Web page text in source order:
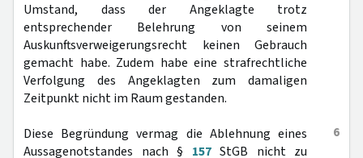
Umstand, dass der Angeklagte trotz
entsprechender Belehrung von seinem
Auskunftsverweigerungsrecht keinen Gebrauch
gemacht habe. Zudem habe eine strafrechtliche
Verfolgung des Angeklagten zum damaligen
Zeitpunkt nicht im Raum gestanden.
6
Diese Begründung vermag die Ablehnung eines
Aussagenotstandes nach § 157StGB nicht zu